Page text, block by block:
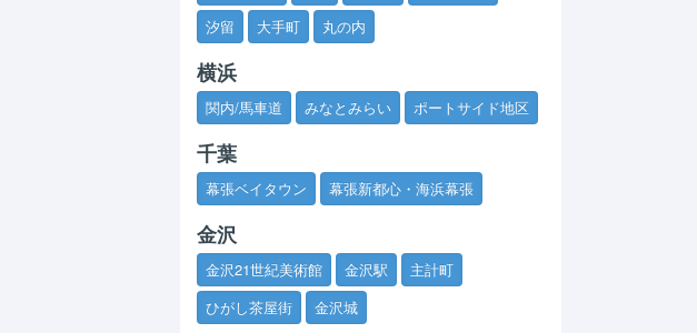
汐留
大手町 丸の内
横浜
関内/馬車道 みなとみらい ポートサイド地区
千葉
幕張ベイタウン 幕張新都心・海浜幕張
金沢
金沢21世紀美術館 金沢駅
主計町
ひがし茶屋街
金沢城